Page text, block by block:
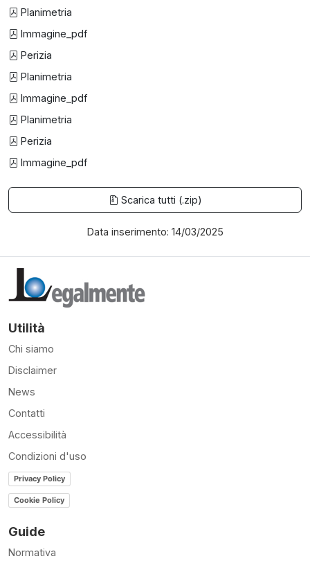
Planimetria
Immagine_pdf
Perizia
Planimetria
Immagine_pdf
Planimetria
Perizia
Immagine_pdf
Scarica tutti (.zip)
Data inserimento: 14/03/2025
Utilità
Chi siamo
Disclaimer
News
Contatti
Accessibilità
Condizioni d'uso
Privacy Policy
Cookie Policy
Guide
Normativa